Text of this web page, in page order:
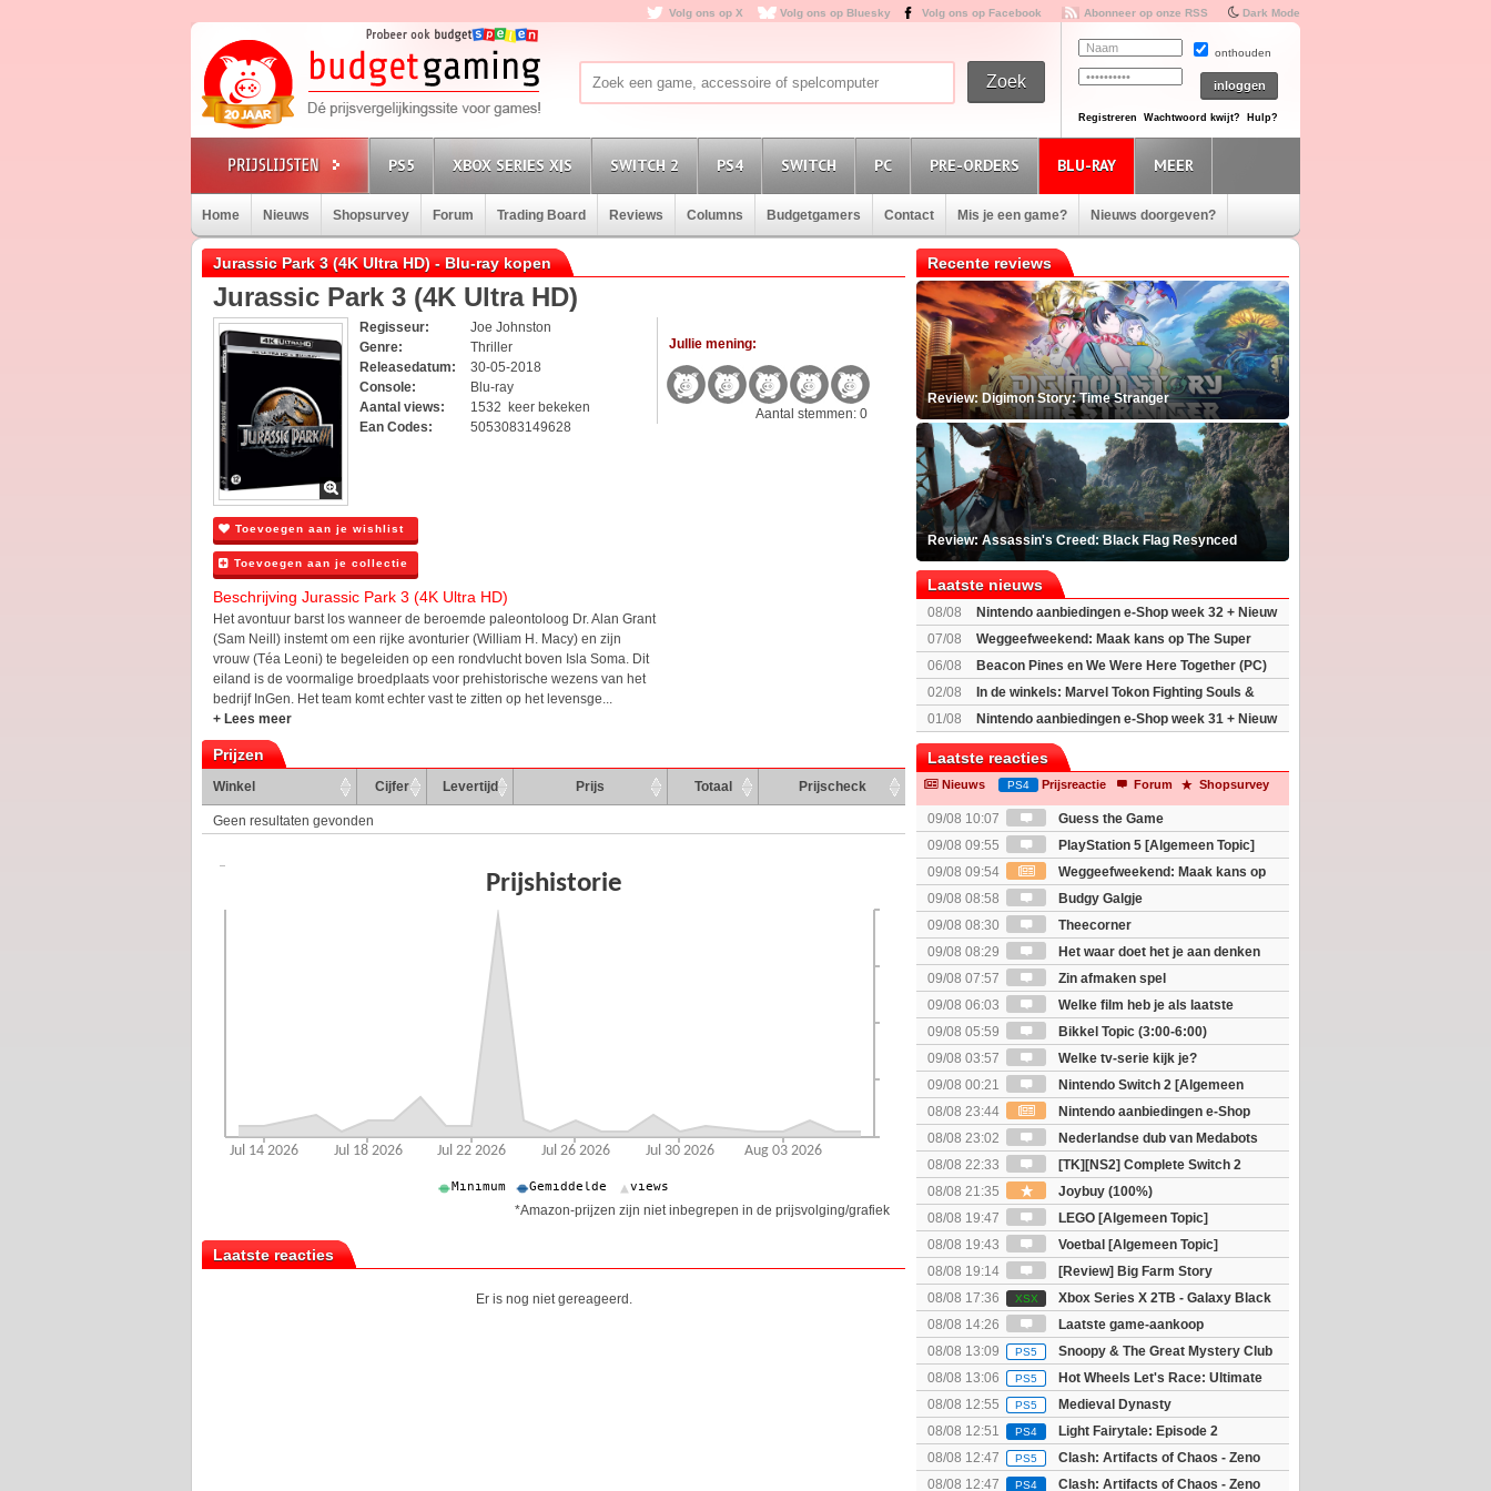
Volg ons op X Volg ons op Bluesky Volg ons op Facebook Abonneer op onze RSS Dark Mode
onthouden
Registreren Wachtwoord kwijt? Hulp?
PS5 XBOX SERIES X|S SWITCH 2 PS4 SWITCH PC PRE-ORDERS BLU-RAY MEER
Home Nieuws Shopsurvey Forum Trading Board Reviews Columns Budgetgamers Contact Mis je een game? Nieuws doorgeven?
Jurassic Park 3 (4K Ultra HD) - Blu-ray kopen
Jurassic Park 3 (4K Ultra HD)
Regisseur:
Joe Johnston
Genre:
Thriller
Releasedatum:
30-05-2018
Console:
Blu-ray
Aantal views:
1532 keer bekeken
Ean Codes:
5053083149628
Toevoegen aan je wishlist
Toevoegen aan je collectie
Beschrijving Jurassic Park 3 (4K Ultra HD)
Het avontuur barst los wanneer de beroemde paleontoloog Dr. Alan Grant
(Sam Neill) instemt om een rijke avonturier (William H. Macy) en zijn
vrouw (Téa Leoni) te begeleiden op een rondvlucht boven Isla Soma. Dit
eiland is de voormalige broedplaats voor prehistorische wezens van het
bedrijf InGen. Het team komt echter vast te zitten op het levensge...
+ Lees meer
Jullie mening:
Aantal stemmen: 0
Prijzen
Winkel Cijfer Levertijd Prijs Totaal Prijscheck
Geen resultaten gevonden
*Amazon-prijzen zijn niet inbegrepen in de prijsvolging/grafiek
Laatste reacties
Er is nog niet gereageerd.
Recente reviews
Review: Digimon Story: Time Stranger
Review: Assassin's Creed: Black Flag Resynced
Laatste nieuws
08/08
Nintendo aanbiedingen e-Shop week 32 + Nieuw
voor Switch 2
07/08
Weggeefweekend: Maak kans op The Super
Mario Galaxy movie (2x)!
06/08
Beacon Pines en We Were Here Together (PC)
Gratis
02/08
In de winkels: Marvel Tokon Fighting Souls &
Beast of Reincarnation
01/08
Nintendo aanbiedingen e-Shop week 31 + Nieuw
Laatste reacties
Nieuws PS4 Prijsreactie Forum Shopsurvey
09/08 10:07
Guess the Game
09/08 09:55
PlayStation 5 [Algemeen Topic]
09/08 09:54
Weggeefweekend: Maak kans op
The Super Mario Galaxy movie (2x)!
09/08 08:58
Budgy Galgje
09/08 08:30
Theecorner
09/08 08:29
Het waar doet het je aan denken
spel! (3 posts wachten!)
09/08 07:57
Zin afmaken spel
09/08 06:03
Welke film heb je als laatste
gezien?
09/08 05:59
Bikkel Topic (3:00-6:00)
09/08 03:57
Welke tv-serie kijk je?
09/08 00:21
Nintendo Switch 2 [Algemeen
Topic]
08/08 23:44
Nintendo aanbiedingen e-Shop
week 32 + Nieuw voor Switch 2
08/08 23:02
Nederlandse dub van Medabots
binnenkort geheel online...?
08/08 22:33
[TK][NS2] Complete Switch 2
collectie
08/08 21:35
Joybuy (100%)
08/08 19:47
LEGO [Algemeen Topic]
08/08 19:43
Voetbal [Algemeen Topic]
08/08 19:14
[Review] Big Farm Story
(uitgespeeld op SteamDeck)
08/08 17:36 XSX
Xbox Series X 2TB - Galaxy Black
Special Edition
08/08 14:26
Laatste game-aankoop
08/08 13:09
PS5
Snoopy & The Great Mystery Club
08/08 13:06
PS5
Hot Wheels Let's Race: Ultimate
Speed!
08/08 12:55 PS5
Medieval Dynasty
08/08 12:51
PS4
Light Fairytale: Episode 2
08/08 12:47
PS5
Clash: Artifacts of Chaos - Zeno
Edition
08/08 12:47 PS4 Clash: Artifacts of Chaos - Zeno